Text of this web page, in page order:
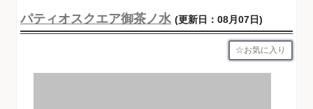
パティオスクエア御茶ノ水 (更新日：08月07日)
お気に入り